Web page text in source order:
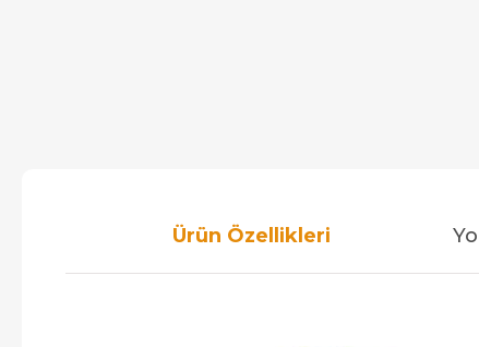
Ürün Özellikleri